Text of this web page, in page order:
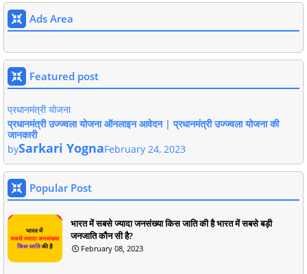
Ads Area
Featured post
प्रधानमंत्री योजना
प्रधानमंत्री उज्ज्वला योजना ऑनलाइन आवेदन | प्रधानमंत्री उज्ज्वला योजना की
जानकारी
bySarkari YognaFebruary 24, 2023
Popular Post
भारत में सबसे ज्यादा जनसंख्या किस जाति की है भारत में सबसे बड़ी
जनजाति कौन सी है?
February 08, 2023